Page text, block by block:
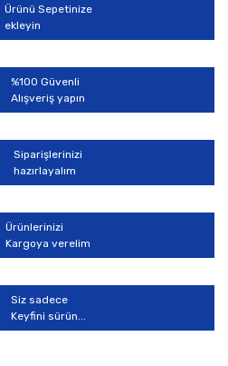
bulunuyor.
daha pahalı.
alternatifler olmalı.
Gönder
Ürünü Sepetinize
ekleyin
%100 Güvenli
Alışveriş yapın
Siparişlerinizi
hazırlayalım
Ürünlerinizi
Kargoya verelim
Siz sadece
Keyfini sürün...